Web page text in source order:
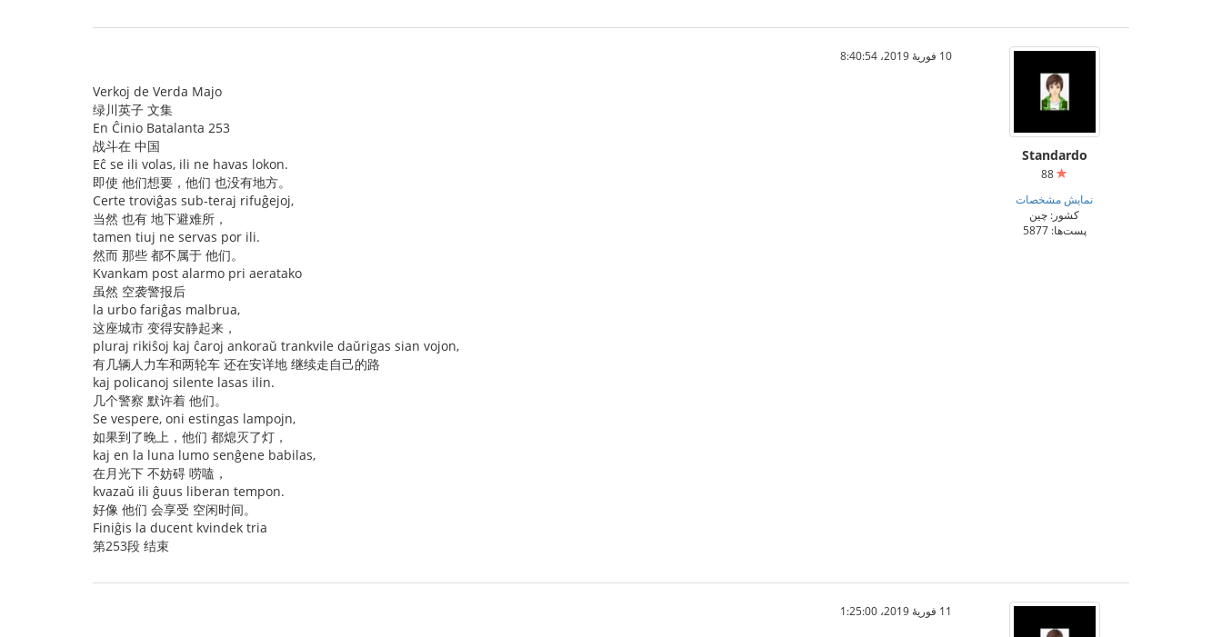
Standardo
نمایش مشخصات
کشور: چین
پست‌ها: 5877
10 فوریهٔ 2019،‏ 8:40:54
Verkoj de Verda Majo
绿川英子 文集
En Ĉinio Batalanta 253
战斗在 中国
Eĉ se ili volas, ili ne havas lokon.
即使 他们想要，他们 也没有地方。
Certe troviĝas sub-teraj rifuĝejoj,
当然 也有 地下避难所，
tamen tiuj ne servas por ili.
然而 那些 都不属于 他们。
Kvankam post alarmo pri aeratako
虽然 空袭警报后
la urbo fariĝas malbrua,
这座城市 变得安静起来，
pluraj rikiŝoj kaj ĉaroj ankoraŭ trankvile daŭrigas sian vojon,
有几辆人力车和两轮车 还在安详地 继续走自己的路
kaj policanoj silente lasas ilin.
几个警察 默许着 他们。
Se vespere, oni estingas lampojn,
如果到了晚上，他们 都熄灭了灯，
kaj en la luna lumo senĝene babilas,
在月光下 不妨碍 唠嗑，
kvazaŭ ili ĝuus liberan tempon.
好像 他们 会享受 空闲时间。
Finiĝis la ducent kvindek tria
第253段 结束
11 فوریهٔ 2019،‏ 1:25:00